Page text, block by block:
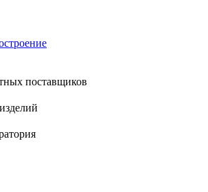
поставщиков